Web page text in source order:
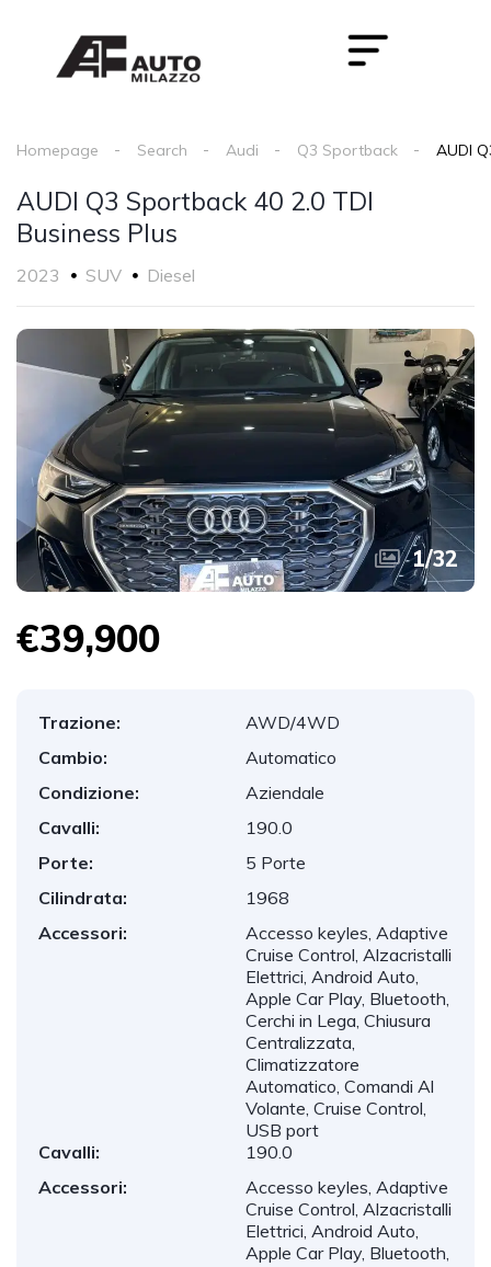
Homepage Search Audi Q3 Sportback AUDI
AUDI Q3 Sportback 40 2.0 TDI
Business Plus
2023 SUV Diesel
1/32
€39,900
Trazione:
AWD/4WD
Cambio:
Automatico
Condizione:
Aziendale
Cavalli:
190.0
Porte:
5 Porte
Cilindrata:
1968
Accessori:
Accesso keyles, Adaptive
Cruise Control, Alzacristalli
Elettrici, Android Auto,
Apple Car Play, Bluetooth,
Cerchi in Lega, Chiusura
Centralizzata,
Climatizzatore
Automatico, Comandi Al
Volante, Cruise Control,
USB port
Cavalli:
190.0
Accessori:
Accesso keyles, Adaptive
Cruise Control, Alzacristalli
Elettrici, Android Auto,
Apple Car Play, Bluetooth,